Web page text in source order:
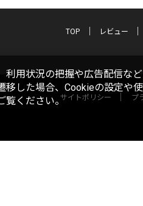
TOP レビュー
サイトポリシー プ
利用状況の把握や広告配信な
移した場合、Cookieの設定や
覧ください。